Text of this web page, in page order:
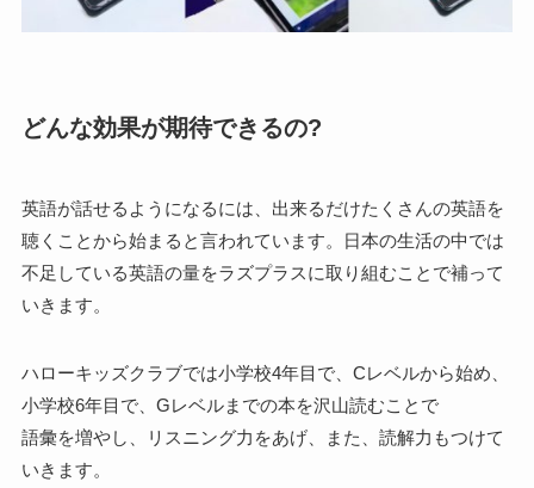
どんな効果が期待できるの?
英語が話せるようになるには、出来るだけたくさんの英語を
聴くことから始まると言われています。日本の生活の中では
不足している英語の量をラズプラスに取り組むことで補って
いきます。
ハローキッズクラブでは小学校4年目で、Cレベルから始め、
小学校6年目で、Gレベルまでの本を沢山読むことで
語彙を増やし、リスニング力をあげ、また、読解力もつけて
いきます。